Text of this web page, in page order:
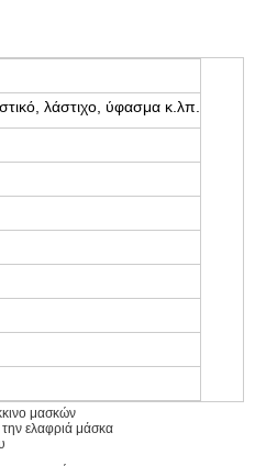
λάστιχο, ύφασμα κ.λπ.